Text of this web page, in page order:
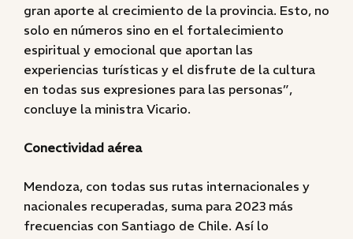
gran aporte al crecimiento de la provincia. Esto, no
solo en números sino en el fortalecimiento
espiritual y emocional que aportan las
experiencias turísticas y el disfrute de la cultura
en todas sus expresiones para las personas”,
concluye la ministra Vicario.
Conectividad aérea
Mendoza, con todas sus rutas internacionales y
nacionales recuperadas, suma para 2023 más
frecuencias con Santiago de Chile. Así lo